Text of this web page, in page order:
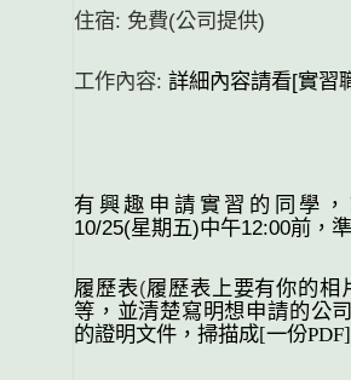
住宿: 免費(公司提供)
工作內容: 詳細內容請看[實習
有興趣申請實習的同學
10/25(星期五)中午12:00前，
履歷表(履歷表上要有你的相
等，並清楚寫明想申請的公
的證明文件， 掃描成[一份PDF]